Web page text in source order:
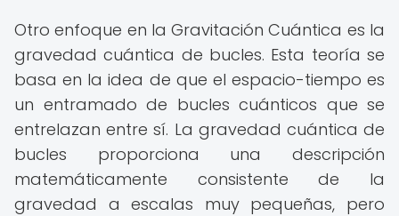
Otro enfoque en la Gravitación Cuántica es la
gravedad cuántica de bucles. Esta teoría se
basa en la idea de que el espacio-tiempo es
un entramado de bucles cuánticos que se
entrelazan entre sí. La gravedad cuántica de
bucles proporciona una descripción
matemáticamente consistente de la
gravedad a escalas muy pequeñas, pero